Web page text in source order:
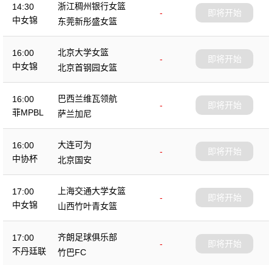
14:30
中女锦
浙江稠州银行女篮
-
东莞新彤盛女篮
即将开始
16:00
中女锦
北京大学女篮
-
北京首钢园女篮
即将开始
16:00
菲MPBL
巴西兰维瓦领航
-
萨兰加尼
即将开始
16:00
中协杯
大连可为
-
北京国安
即将开始
17:00
中女锦
上海交通大学女篮
-
山西竹叶青女篮
即将开始
17:00
不丹廷联
齐朗足球俱乐部
-
竹巴FC
即将开始